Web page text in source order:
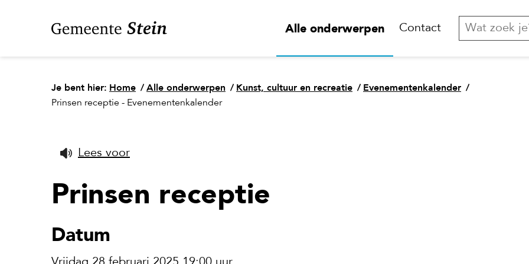
Alle onderwerpen Contact
Je bent hier: Home / Alle onderwerpen / Kunst, cultuur en recreatie / Evenementenkalender /
Prinsen receptie - Evenementenkalender
Lees voor
Prinsen receptie
Datum